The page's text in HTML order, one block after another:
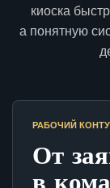
киоска
а понятную
РАБОЧИЙ
От